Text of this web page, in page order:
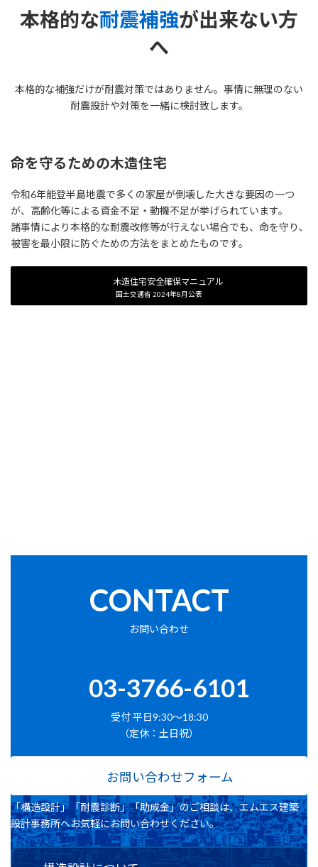
本格的な耐震補強が出来ない方
へ
本格的な補強だけが耐震対策ではありません。事情に無理のない
耐震設計や対策を一緒に検討致します。
命を守るための木造住宅
令和6年能登半島地震で多くの家屋が倒壊した大きな要因の一つ
が、高齢化等による資金不足・動機不足が挙げられています。
諸事情により本格的な耐震改修等が行えない場合でも、命を守り､
被害を最小限に防ぐための方法をまとめたものです。
木造住宅安全確保マニュアル
国土交通省 2024年8月公表
CONTACT
お問い合わせ
03-3766-6101
受付 平日9:30～18:30
（定休：土日祝）
お問い合わせフォーム
「構造設計」「耐震診断」「助成金」のご相談は、エムエス建築
設計事務所へお気軽にお問い合わせください。